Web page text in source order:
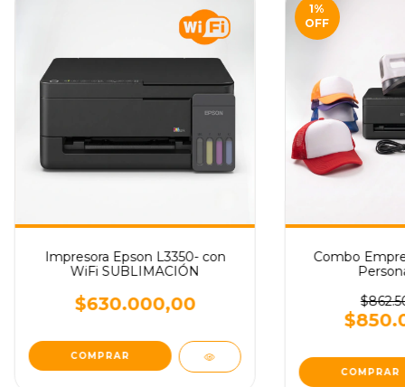
Impresora Epson L3350- con
WiFi SUBLIMACIÓN
$630.000,00
1%
OFF
Combo